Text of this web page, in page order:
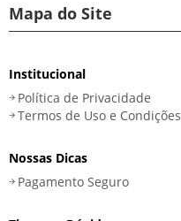
Mapa do Site
Institucional
Política de Privacidade
Termos de Uso e Condições
Nossas Dicas
Pagamento Seguro